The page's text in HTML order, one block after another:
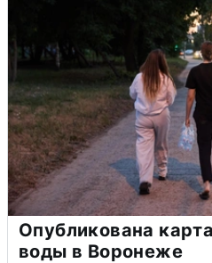
Опубликована
воды в Воронеже